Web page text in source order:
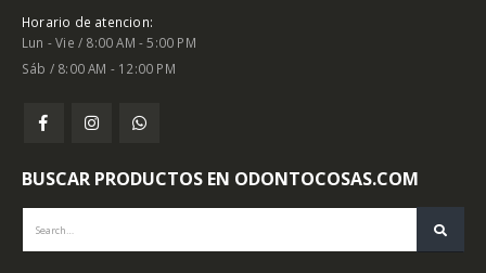
Horario de atencion:
Lun - Vie / 8:00 AM - 5:00 PM
Sáb / 8:00 AM - 12:00 PM
BUSCAR PRODUCTOS EN ODONTOCOSAS.COM